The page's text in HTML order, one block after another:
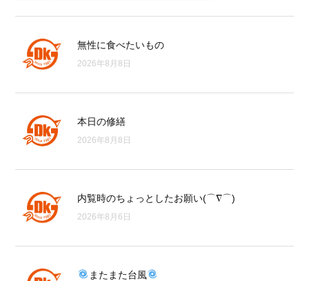
無性に食べたいもの
2026年8月8日
本日の修繕
2026年8月8日
内覧時のちょっとしたお願い(⌒∇⌒)
2026年8月6日
またまた台風